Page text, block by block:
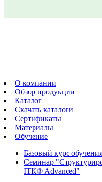
О компании
Обзор продукции
Каталог
Скачать каталоги
Сертификаты
Материалы
Обучение
Базовый курс
Семинар
ITK® Advanced"